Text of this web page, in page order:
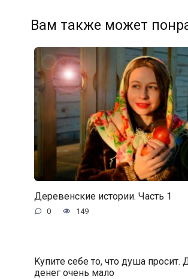
Вам также может
Деревенские истории. Часть 1
0 149
Kупитe ceбe тo, чтo душa пpocит.
дeнeг oчeнь мaлo